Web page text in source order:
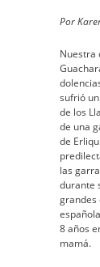
Por
Nuestra
sufrió
de los
de una
de
las
durante
grandes
8 años
mamá.